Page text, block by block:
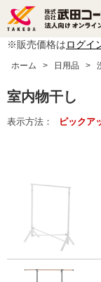
※販売価格はログイ
ホーム > 日用品 >
室内物干し
表示方法： ピックア